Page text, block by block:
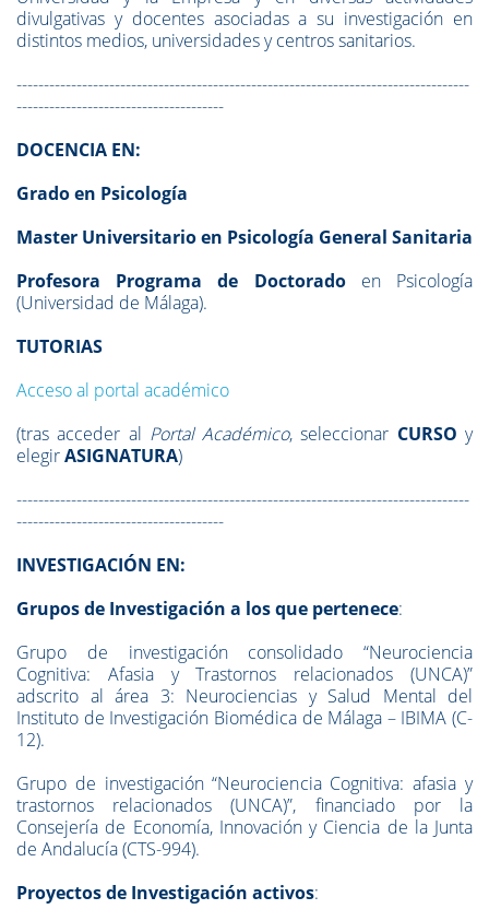
divulgativas y docentes asociadas a su investigación en
distintos medios, universidades y centros sanitarios.
-----------------------------------------------------------------------------------
--------------------------------------
DOCENCIA EN:
Grado en Psicología
Master Universitario en Psicología General Sanitaria
Profesora Programa de Doctoradoen Psicología
(Universidad de Málaga).
TUTORIAS
Acceso al portal académico
(tras acceder al Portal Académico, seleccionar CURSOy
elegirASIGNATURA)
-----------------------------------------------------------------------------------
--------------------------------------
INVESTIGACIÓN EN:
Grupos de Investigación a los que pertenece:
Grupo de investigación consolidado “Neurociencia
Cognitiva: Afasia y Trastornos relacionados (UNCA)”
adscrito al área 3: Neurociencias y Salud Mental del
Instituto de Investigación Biomédica de Málaga – IBIMA (C-
12).
Grupo de investigación “Neurociencia Cognitiva: afasia y
trastornos relacionados (UNCA)”, financiado por la
Consejería de Economía, Innovación y Ciencia de la Junta
de Andalucía (CTS-994).
Proyectos de Investigación activos: